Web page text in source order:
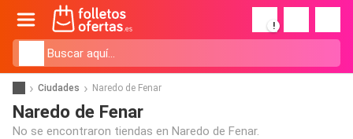
!
Ciudades Naredo de Fenar
Naredo de Fenar
No se encontraron tiendas en Naredo de Fenar.